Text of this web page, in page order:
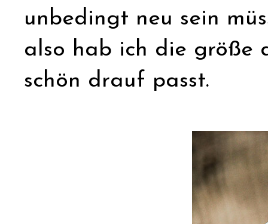
unbedingt neu sein
also hab ich die größe
schön drauf passt.